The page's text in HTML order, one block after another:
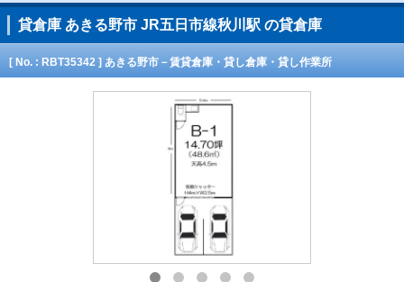
貸倉庫 あきる野市 JR五日市線秋川駅 の貸倉庫
[ No. : RBT35342 ] あきる野市－賃貸倉庫・貸し倉庫・貸し作業所